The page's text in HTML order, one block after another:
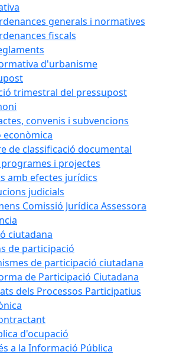
generals i normatives
fiscals
d'urbanisme
trimestral del pressupost
convenis i subvencions
econòmica
de classificació documental
programes i projectes
amb efectes jurídics
judicials
Comissió Jurídica Assessora
ciutadana
de participació
de participació ciutadana
de Participació Ciutadana
dels Processos Participatius
d'ocupació
a la Informació Pública